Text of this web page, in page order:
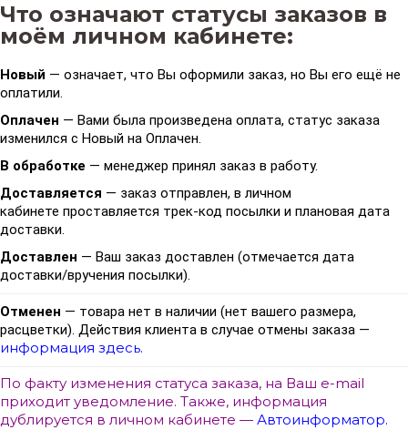
Что означают статусы заказов в
моём личном кабинете:
Новый — означает, что Вы оформили заказ, но Вы его ещё не
оплатили.
Оплачен — Вами была произведена оплата, статус заказа
изменился с Новый на Оплачен.
В обработке — менеджер принял заказ в работу.
Доставляется — заказ отправлен, в личном
кабинете проставляется трек-код посылки и плановая дата
доставки.
Доставлен — Ваш заказ доставлен (отмечается дата
доставки/вручения посылки).
Отменен — товара нет в наличии (нет вашего размера,
расцветки). Действия клиента в случае отмены заказа —
информация здесь.
По факту изменения статуса заказа, на Ваш e-mail
приходит уведомление. Также, информация
дублируется в личном кабинете — Автоинформатор.